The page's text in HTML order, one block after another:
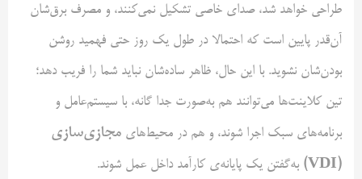
طراحی خواهد شد، صدای خاصی تشکیل نمی‌کنند، و مصرف برق‌شان
آن‌قدر پایین است که احتمالا در طول یک روز حتی فهمید روشن
بودن‌شان نشوید. با این حال، ظاهر ساده‌شان نباید شما را فریب دهد؛
تین کلاینت‌ها می‌توانند هم به‌صورت جدا گانه، با سیستم‌عامل و
برنامه‌های سبک اجرا شوند، و هم در محیط‌های مجازی‌سازی
(VDI)
به‌گفتن یک پایانه‌ی کارآمد داخل عمل شوند.